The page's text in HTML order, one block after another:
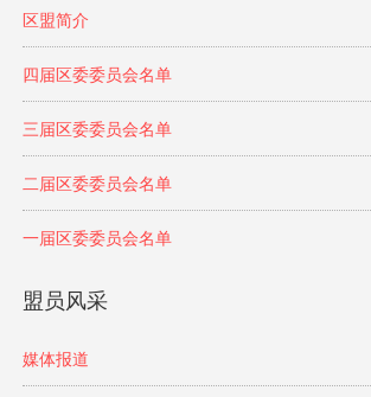
区盟简介
四届区委委员会名单
三届区委委员会名单
二届区委委员会名单
一届区委委员会名单
盟员风采
媒体报道